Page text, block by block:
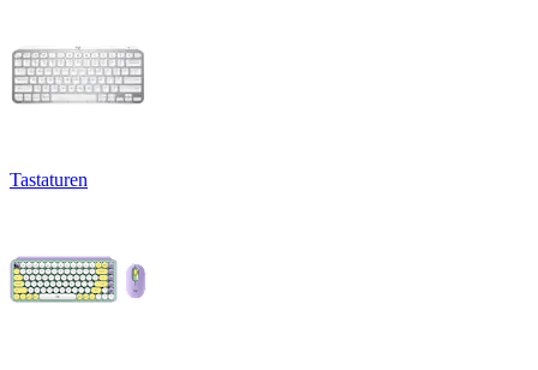
Tastaturen